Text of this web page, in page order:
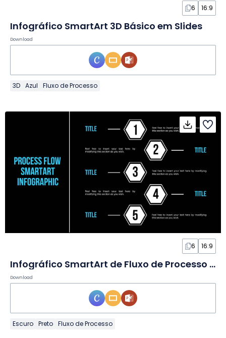
6 16:9
Infográfico SmartArt 3D Básico em Slides
Download
3D Azul Fluxo de Processo
6 16:9
Infográfico SmartArt de Fluxo de Processo em Slides
Download
Escuro Preto Fluxo de Processo